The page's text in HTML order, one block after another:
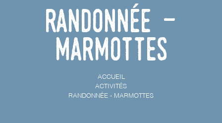
Randonnée -
marmottes
ACCUEIL
ACTIVITÉS
RANDONNÉE - MARMOTTES